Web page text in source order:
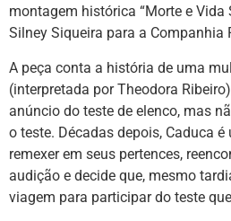
montagem histórica “Morte e Vida
Silney Siqueira para a Companhia
A peça conta a história de uma
(interpretada por Theodora
anúncio do teste de elenco, mas
o teste. Décadas depois, Caduca
remexer em seus pertences,
audição e decide que, mesmo
viagem para participar do teste